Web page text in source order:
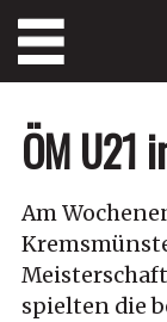
ÖM U21
Am
spielten die